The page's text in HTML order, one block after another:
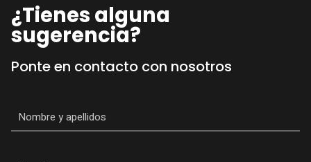
¿Tienes alguna
sugerencia?
Ponte en contacto con nosotros